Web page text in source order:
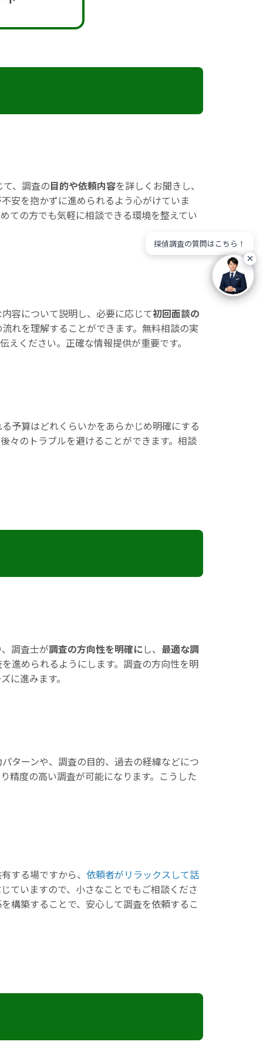
、調査の目的や依頼内容を詳しくお聞きし、
安を抱かずに進められるよう心がけていま
ての方でも気軽に相談できる環境を整えてい
容について説明し、必要に応じて初回面談の
れを理解することができます。無料相談の実
ください。正確な情報提供が重要です。
予算はどれくらいかをあらかじめ明確にする
々のトラブルを避けることができます。相談
調査士が調査の方向性を明確にし、 最適な調
進められるようにします。調査の方向性を明
に進みます。
ターンや、調査の目的、過去の経緯などにつ
精度の高い調査が可能になります。こうした
する場ですから、 依頼者がリラックスして話
ていますので、小さなことでもご相談くださ
構築することで、安心して調査を依頼するこ
探偵調査の質問はこちら！